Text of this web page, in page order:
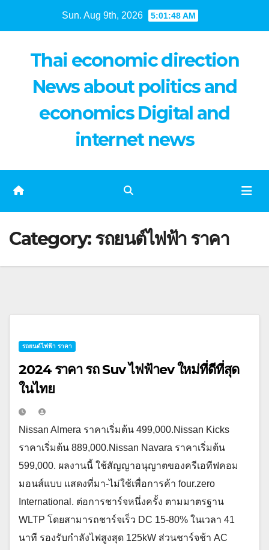
Sun. Aug 9th, 2026 5:01:48 AM
Thai economic direction
News about politics and
economics Digital and
internet news
Category:รถยนต์ไฟฟ้า ราคา
รถยนต์ไฟฟ้า ราคา
2024 ราคา รถ Suv ไฟฟ้าev ใหม่ที่ดีที่สุด
ในไทย
Nissan Almera ราคาเริ่มต้น 499,000.Nissan Kicks
ราคาเริ่มต้น 889,000.Nissan Navara ราคาเริ่มต้น
599,000. ผลงานนี้ ใช้สัญญาอนุญาตของครีเอทีฟคอม
มอนส์แบบ แสดงที่มา-ไม่ใช้เพื่อการค้า four.zero
International. ต่อการชาร์จหนึ่งครั้ง ตามมาตรฐาน
WLTP โดยสามารถชาร์จเร็ว DC 15-80% ในเวลา 41
นาที รองรับกำลังไฟสูงสุด 125kW ส่วนชาร์จช้า AC